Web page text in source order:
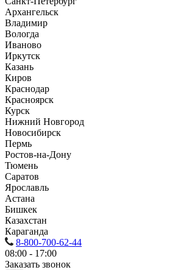
Архангельск
Владимир
Вологда
Иваново
Иркутск
Казань
Киров
Краснодар
Красноярск
Курск
Нижний Новгород
Новосибирск
Пермь
Ростов-на-Дону
Тюмень
Саратов
Ярославль
Астана
Бишкек
Казахстан
Караганда
8-800-700-62-44
08:00 - 17:00
Заказать звонок